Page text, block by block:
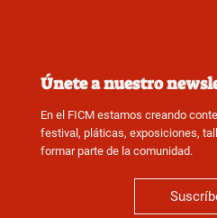
Únete a nuestro
En el FICM estamos creando
festival, pláticas, exposiciones,
formar parte de la comunidad.